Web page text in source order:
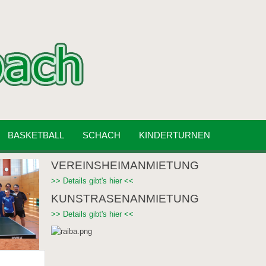
BASKETBALL SCHACH KINDERTURNEN
VEREINSHEIMANMIETUNG
>> Details gibt's hier <<
KUNSTRASENANMIETUNG
>> Details gibt's hier <<